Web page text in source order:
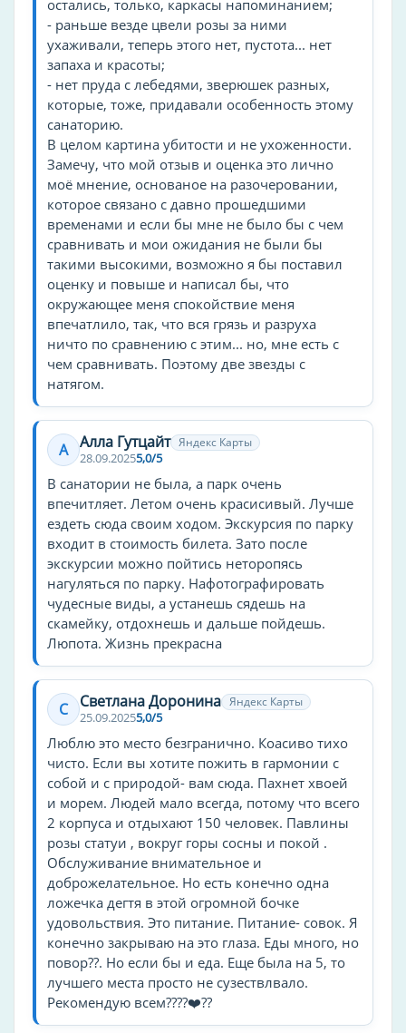
Тип лагеря
санаторий
городской
Спорт и здоровье
Боулинг
Спортзал
Аквааэробика
Аэробика
Бильярд
Бадминтон
Велосипед
Дартс
Тренажерный зал
Зоны общественного пользования
Парк
Библиотека
Игровая комната
Настольные игры
Церковь
Отдых и развлечения
Боулинг
Библиотека
Караоке
Настольные игры
Детские услуги
для детей
детский клуб
детское меню
детская площадка
детский бассейн
Бассейн, СПА и оздоровление
Бассейн с морской водой
Солярий
Ингаляции
Детский бассейн
остались, только, каркасы напоминанием;
- раньше везде цвели розы за ними
ухаживали, теперь этого нет, пустота... нет
запаха и красоты;
- нет пруда с лебедями, зверюшек разных,
которые, тоже, придавали особенность этому
санаторию.
В целом картина убитости и не ухоженности.
Замечу, что мой отзыв и оценка это лично
моё мнение, основаное на разочеровании,
которое связано с давно прошедшими
временами и если бы мне не было бы с чем
сравнивать и мои ожидания не были бы
такими высокими, возможно я бы поставил
оценку и повыше и написал бы, что
окружающее меня спокойствие меня
впечатлило, так, что вся грязь и разруха
ничто по сравнению с этим... но, мне есть с
чем сравнивать. Поэтому две звезды с
натягом.
А Алла Гутцайт Яндекс Карты
28.09.20255,0/5
В санатории не была, а парк очень
впечитляет. Летом очень красисивый. Лучше
ездеть сюда своим ходом. Экскурсия по парку
входит в стоимость билета. Зато после
экскурсии можно пойтись неторопясь
нагуляться по парку. Нафотографировать
чудесные виды, а устанешь сядешь на
скамейку, отдохнешь и дальше пойдешь.
Люпота. Жизнь прекрасна
С Светлана Доронина Яндекс Карты
25.09.20255,0/5
Люблю это место безгранично. Коасиво тихо
чисто. Если вы хотите пожить в гармонии с
собой и с природой- вам сюда. Пахнет хвоей
и морем. Людей мало всегда, потому что всего
2 корпуса и отдыхают 150 человек. Павлины
розы статуи , вокруг горы сосны и покой .
Обслуживание внимательное и
доброжелательное. Но есть конечно одна
ложечка дегтя в этой огромной бочке
удовольствия. Это питание. Питание- совок. Я
конечно закрываю на это глаза. Еды много, но
повор??. Но если бы и еда. Еще была на 5, то
лучшего места просто не сузествлвало.
Рекомендую всем????❤️??